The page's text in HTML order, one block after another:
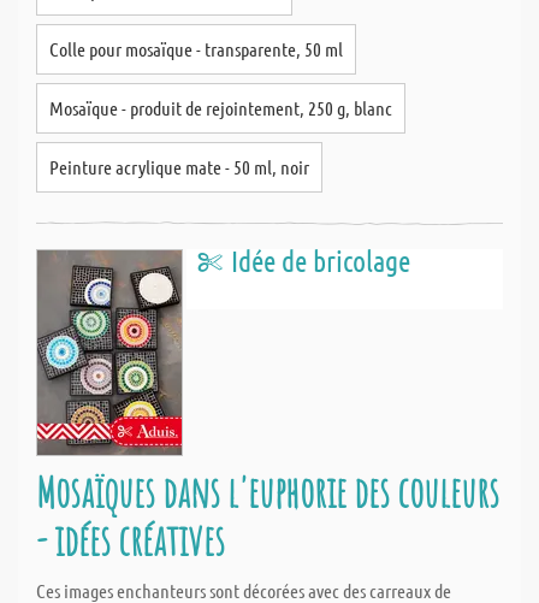
Colle pour mosaïque - transparente, 50 ml
Mosaïque - produit de rejointement, 250 g, blanc
Peinture acrylique mate - 50 ml, noir
Idée de bricolage
Mosaïques dans l'euphorie des couleurs
- idées créatives
Ces images enchanteurs sont décorées avec des carreaux de